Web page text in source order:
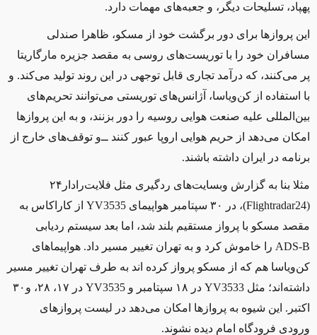
پهپاد، تسلیحات دیگر، و جعبه‌های مهمات دارد.
این پروازها برای دور برگشت خود از مسکو، ظاهرا صندلی
مسافران خود را با توریست‌های روسی به مقصد جزیره مارگاریتا
پر می‌کنند، که درآمد تجاری قابل توجهی در این روند تولید می‌کند. و
با استفاده از کن‌ویاسا، آژانس‌های توریستی می‌توانند تحریم‌های
بین‌المللی علیه صنعت هوایی روسیه را دور بزنند، و به این پروازها
امکان می‌دهد از حریم هوایی اروپا عبور کنند ‌ــ‌و توقف‌های خارج از
برنامه در ایران داشته باشند.
مثلا بنا به گزارش وبسایت‌های ردگیری مثل فلایت‌رادار۲۴
(
Flightradar24)، در ۳۰ سپتامبر هواپیمای YV3535 از کاراکاس به
مقصد مسکو با پرواز مستقیم بلند شد، اما بعد سیستم ردیابی
ADS-B را خاموش کرد و به تهران تغییر مسیر داد. هواپیماهای
کن‌ویاسا هم که از مسکو پرواز کرده اند به طرف تهران تغییر مسیر
داشته‌اند؛ مثل YV3533 در ۱۸ سپتامبر و YV3535
در ۱۷، ۲۸، و۳۰
اکتبر. این شیوه به پروازها امکان می‌دهد در لیست پروازهای
ورودی فرودگاه امام دیده نشوند.